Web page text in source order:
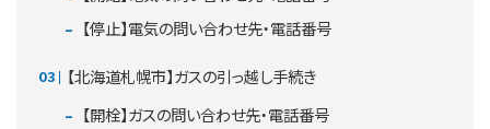
【停止】電気の問い合わせ先・電話番号
【北海道札幌市】ガスの引っ越し手続き
【開栓】ガスの問い合わせ先・電話番号